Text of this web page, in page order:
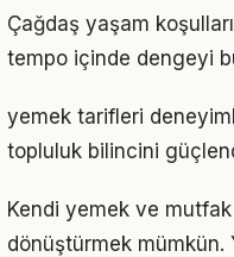
Çağdaş yaşam
tempo içinde dengeyi
yemek tarifleri
topluluk bilincini
Kendi yemek ve
dönüştürmek mümkün.